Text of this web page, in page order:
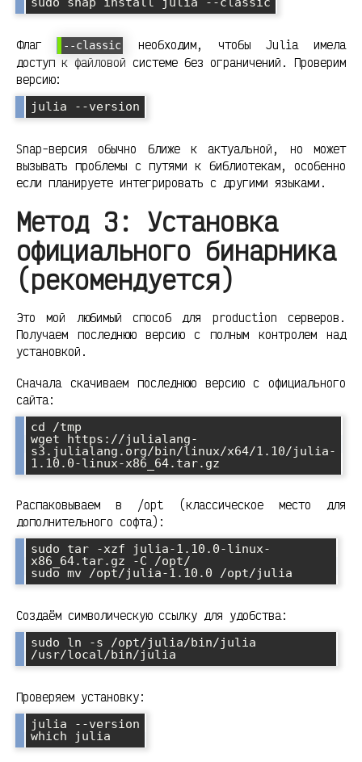
Флаг --classic
необходим, чтобы Julia имела
доступ к файловой системе без ограничений. Проверим
версию:
Snap-версия обычно ближе к актуальной, но может
вызывать проблемы с путями к библиотекам, особенно
если планируете интегрировать с другими языками.
Метод 3: Установка
официального бинарника
(рекомендуется)
Это мой любимый способ для production серверов.
Получаем последнюю версию с полным контролем над
установкой.
Сначала скачиваем последнюю версию с официального
сайта:
cd /tmp
wget https://julialang-
s3.julialang.org/bin/linux/x64/1.10/julia-
Распаковываем в /opt (классическое место для
дополнительного софта):
sudo tar -xzf julia-1.10.0-linux-
x86_64.tar.gz -C /opt/
Создаём символическую ссылку для удобства:
sudo ln -s /opt/julia/bin/julia
Проверяем установку:
julia --version